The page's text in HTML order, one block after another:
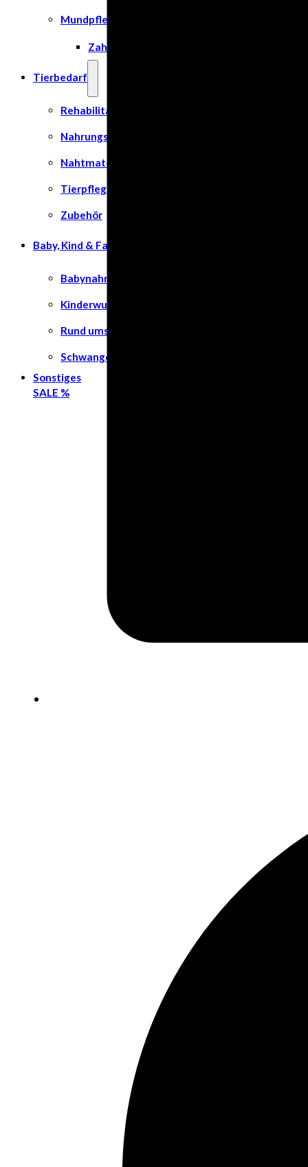
Mundpflege
Zahn- und Mundpflege
Tierbedarf
Rehabilitation & Orthopädie
Nahrungsergänzungsmittel
Nahtmaterial
Tierpflege
Zubehör
Baby, Kind & Familie
Babynahrung
Kinderwunsch
Rund ums Kind
Schwangerschaft
Sonstiges
SALE %